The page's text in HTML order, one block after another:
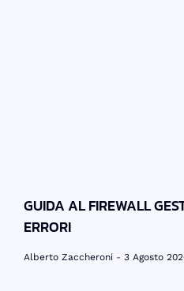
GUIDA AL FIREWALL
ERRORI
Alberto Zaccheroni 3 Agosto